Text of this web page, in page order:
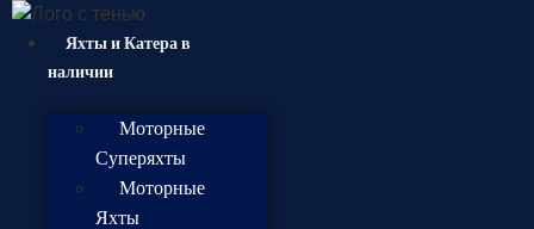
Яхты и Катера в
наличии
Моторные
Суперяхты
Моторные
Яхты